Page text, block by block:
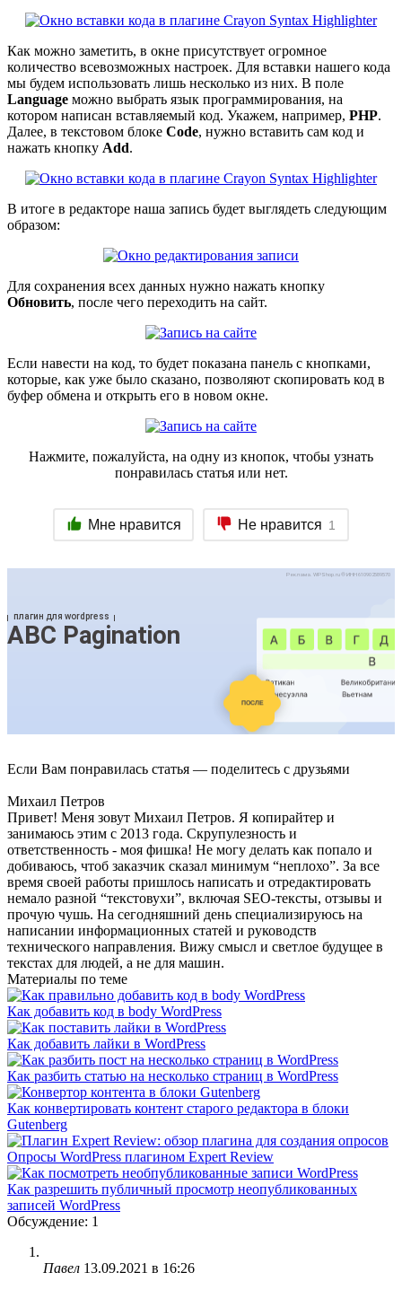
Как можно заметить, в окне присутствует огромное
количество всевозможных настроек. Для вставки нашего кода
мы будем использовать лишь несколько из них. В поле
Language можно выбрать язык программирования, на
котором написан вставляемый код. Укажем, например, PHP.
Далее, в текстовом блоке Code, нужно вставить сам код и
нажать кнопку Add.
В итоге в редакторе наша запись будет выглядеть следующим
образом:
Для сохранения всех данных нужно нажать кнопку
Обновить, после чего переходить на сайт.
Если навести на код, то будет показана панель с кнопками,
которые, как уже было сказано, позволяют скопировать код в
буфер обмена и открыть его в новом окне.
Нажмите, пожалуйста, на одну из кнопок, чтобы узнать
понравилась статья или нет.
Мне нравится Не нравится 1
Если Вам понравилась статья — поделитесь с друзьями
Михаил Петров
Привет! Меня зовут Михаил Петров. Я копирайтер и
занимаюсь этим с 2013 года. Скрупулезность и
ответственность - моя фишка! Не могу делать как попало и
добиваюсь, чтоб заказчик сказал минимум “неплохо”. За все
время своей работы пришлось написать и отредактировать
немало разной “текстовухи”, включая SEO-тексты, отзывы и
прочую чушь. На сегодняшний день специализируюсь на
написании информационных статей и руководств
технического направления. Вижу смысл и светлое будущее в
текстах для людей, а не для машин.
Материалы по теме
Как добавить код в body WordPress
Как добавить лайки в WordPress
Как разбить статью на несколько страниц в WordPress
Как конвертировать контент старого редактора в блоки
Gutenberg
Опросы WordPress плагином Expert Review
Как разрешить публичный просмотр неопубликованных
записей WordPress
Обсуждение: 1
Павел 13.09.2021 в 16:26